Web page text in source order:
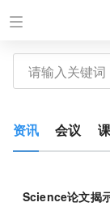
资讯 会议
Science论文揭